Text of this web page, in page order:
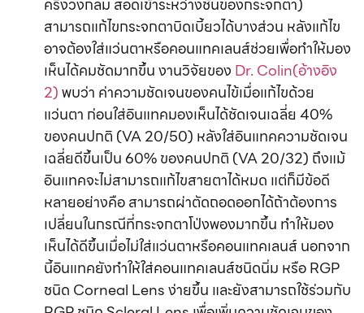
สามารถแก้ไขกระจกตาบิดเบี้ยวได้บางส่วน หลังแก้ไข
อาจต้องใส่แว่นตาหรือคอนแทคเลนส์ช่วยเพื่อทำให้มอง
เห็นได้คมชัดมากขึ้น งานวิจัยของ Dr. Colin(อ้างอิง
2)พบว่า ค่าความชัดเจนของคนไข้เมื่อแก้ไขด้วย
แว่นตา ก่อนใส่อินแทคมองเห็นได้ชัดเจนเฉลี่ย 40%
ของคนปกติ (VA 20/50) หลังใส่อินแทคความชัดเจน
เฉลี่ยดีขึ้นเป็น 60% ของคนปกติ (VA 20/32) ถึงแม้
อินแทคจะไม่สามารถแก้ไขสายตาได้หมด แต่ก็มีข้อดี
หลายอย่างคือ สามารถผ่าตัดถอดออกได้ถ้าต้องการ
เปลี่ยนในกรณีที่กระจกตาโป่งพองมากขึ้น ทำให้มอง
เห็นได้ดีขึ้นเมื่อไม่ใส่แว่นตาหรือคอนแทคเลนส์ นอกจาก
นี้อินแทคยังทำให้ใส่คอนแทคเลนส์ชนิดนิ่ม หรือ RGP
ชนิด Corneal Lens ง่ายขึ้น และยังสามารถใช้ร่วมกับ